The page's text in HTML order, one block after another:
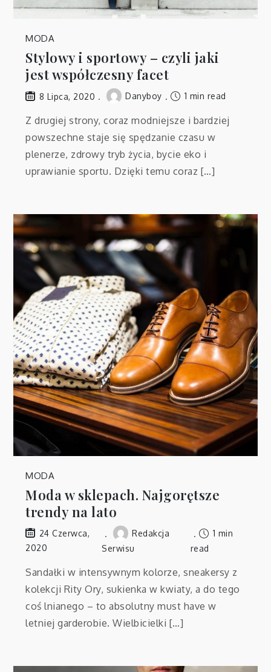
MODA
Stylowy i sportowy – czyli jaki
jest współczesny facet
8 Lipca, 2020 Danyboy 1 min read
Z drugiej strony, coraz modniejsze i bardziej
powszechne staje się spędzanie czasu w
plenerze, zdrowy tryb życia, bycie eko i
uprawianie sportu. Dzięki temu coraz […]
MODA
Moda w sklepach. Najgorętsze
trendy na lato
24 Czerwca,
2020
Redakcja
Serwisu
1 min
read
Sandałki w intensywnym kolorze, sneakersy z
kolekcji Rity Ory, sukienka w kwiaty, a do tego
coś lnianego – to absolutny must have w
letniej garderobie. Wielbicielki […]